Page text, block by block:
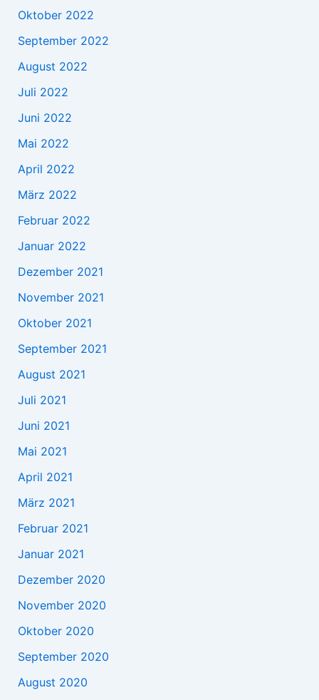
Oktober 2022
September 2022
August 2022
Juli 2022
Juni 2022
Mai 2022
April 2022
März 2022
Februar 2022
Januar 2022
Dezember 2021
November 2021
Oktober 2021
September 2021
August 2021
Juli 2021
Juni 2021
Mai 2021
April 2021
März 2021
Februar 2021
Januar 2021
Dezember 2020
November 2020
Oktober 2020
September 2020
August 2020